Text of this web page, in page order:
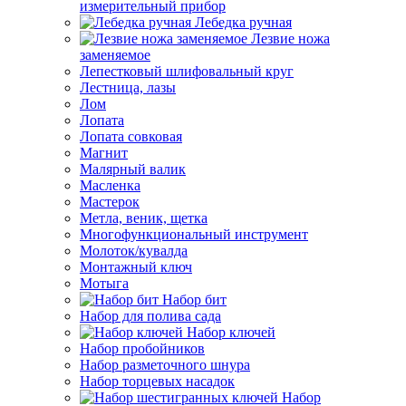
измерительный прибор
Лебедка ручная
Лезвие ножа
заменяемое
Лепестковый шлифовальный круг
Лестница, лазы
Лом
Лопата
Лопата совковая
Магнит
Малярный валик
Масленка
Мастерок
Метла, веник, щетка
Многофункциональный инструмент
Молоток/кувалда
Монтажный ключ
Мотыга
Набор бит
Набор для полива сада
Набор ключей
Набор пробойников
Набор разметочного шнура
Набор торцевых насадок
Набор